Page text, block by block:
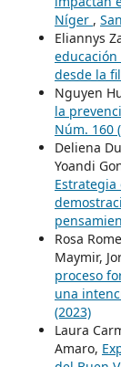
Níger ,
Eliannys
desde la
Nguyen
la
Núm. 160
Deliena
Yoandi
Rosa
Maymir,
proceso
una
(2023)
Laura
Amaro,